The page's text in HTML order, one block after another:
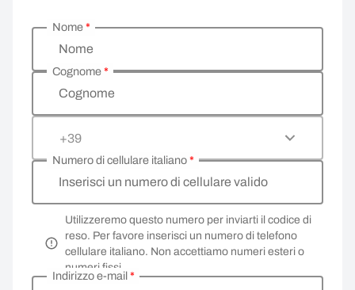
Inserisci i tuoi dati personali
Nome
Nome*
Cognome
Cognome*
+39
Inserisci un numero di cellulare valido
Numero di cellulare italiano*
Utilizzeremo questo numero per inviarti il codice di
reso. Per favore inserisci un numero di telefono
cellulare italiano. Non accettiamo numeri esteri o
numeri fissi.
Indirizzo e-mail *